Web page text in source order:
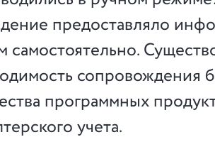
предоставляло
самостоятельно.
сопровождения
программных
учета.